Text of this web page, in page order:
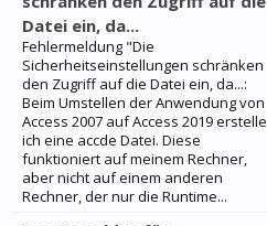
Datei ein, da...
Fehlermeldung "Die
Sicherheitseinstellungen schränken
den Zugriff auf die Datei ein, da...:
Beim Umstellen der Anwendung von
Access 2007 auf Access 2019 erstelle
ich eine accde Datei. Diese
funktioniert auf meinem Rechner,
aber nicht auf einem anderen
Rechner, der nur die Runtime...